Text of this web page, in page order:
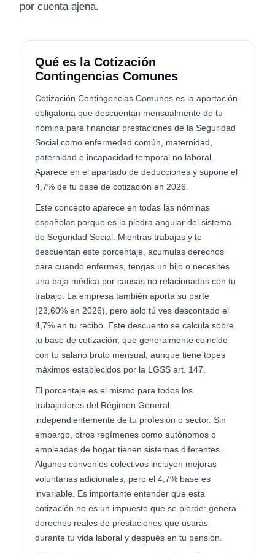
por cuenta ajena.
Qué es la Cotización
Contingencias Comunes
Cotización Contingencias Comunes es la aportación
obligatoria que descuentan mensualmente de tu
nómina para financiar prestaciones de la Seguridad
Social como enfermedad común, maternidad,
paternidad e incapacidad temporal no laboral.
Aparece en el apartado de deducciones y supone el
4,7% de tu base de cotización en 2026.
Este concepto aparece en todas las nóminas
españolas porque es la piedra angular del sistema
de Seguridad Social. Mientras trabajas y te
descuentan este porcentaje, acumulas derechos
para cuando enfermes, tengas un hijo o necesites
una baja médica por causas no relacionadas con tu
trabajo. La empresa también aporta su parte
(23,60% en 2026), pero solo tú ves descontado el
4,7% en tu recibo. Este descuento se calcula sobre
tu base de cotización, que generalmente coincide
con tu salario bruto mensual, aunque tiene topes
máximos establecidos por la LGSS art. 147.
El porcentaje es el mismo para todos los
trabajadores del Régimen General,
independientemente de tu profesión o sector. Sin
embargo, otros regímenes como autónomos o
empleadas de hogar tienen sistemas diferentes.
Algunos convenios colectivos incluyen mejoras
voluntarias adicionales, pero el 4,7% base es
invariable. Es importante entender que esta
cotización no es un impuesto que se pierde: genera
derechos reales de prestaciones que usarás
durante tu vida laboral y después en tu pensión.